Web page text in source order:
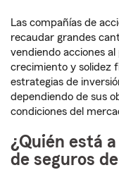
Las compañías de
recaudar grandes
vendiendo acciones
crecimiento y solidez
estrategias de
dependiendo de sus
condiciones del
¿Quién está
de seguros